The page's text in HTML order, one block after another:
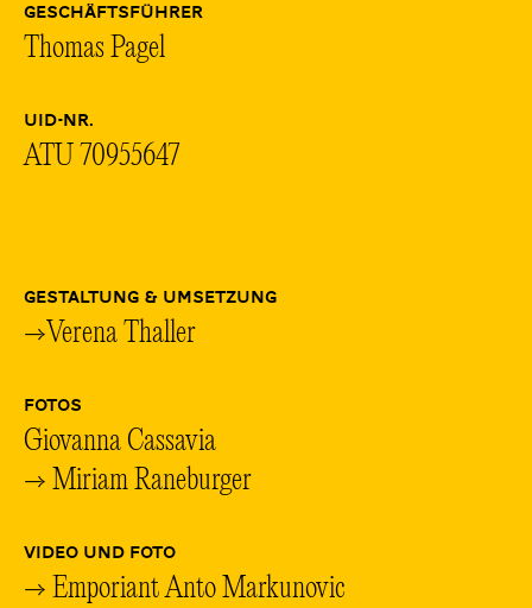
GESCHÄFTSFÜHRER
Thomas Pagel
UID-NR.
ATU 70955647
GESTALTUNG & UMSETZUNG
→Verena Thaller
FOTOS
Giovanna Cassavia
→ Miriam Raneburger
VIDEO UND FOTO
→ Emporiant Anto Markunovic